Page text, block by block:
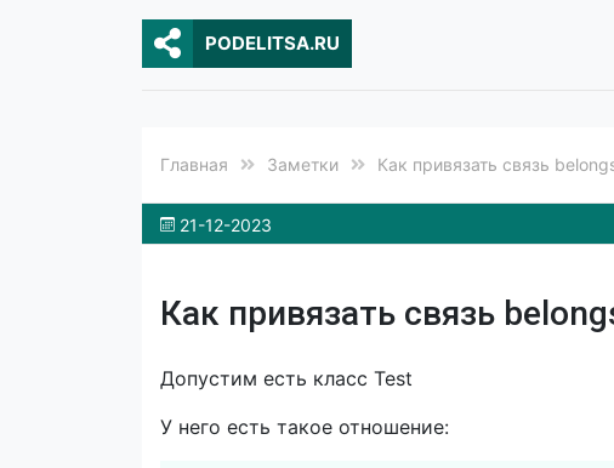
PODELITSA.RU
Главная Заметки Как привязать связь
21-12-2023
Как привязать связь
Допустим есть класс Test
У него есть такое отношение: